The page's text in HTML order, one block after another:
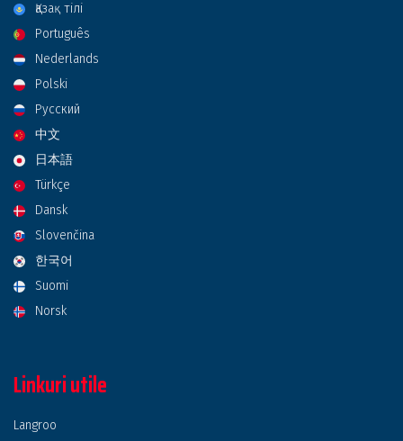
Қазақ тілі
Português
Nederlands
Polski
Русский
中文
日本語
Türkçe
Dansk
Slovenčina
한국어
Suomi
Norsk
Linkuri utile
Langroo